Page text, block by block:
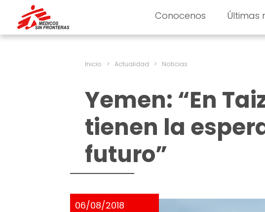
Conocenos Últimas
Inicio > Actualidad > Noticias
Yemen: “En
tienen la
futuro”
06/08/2018